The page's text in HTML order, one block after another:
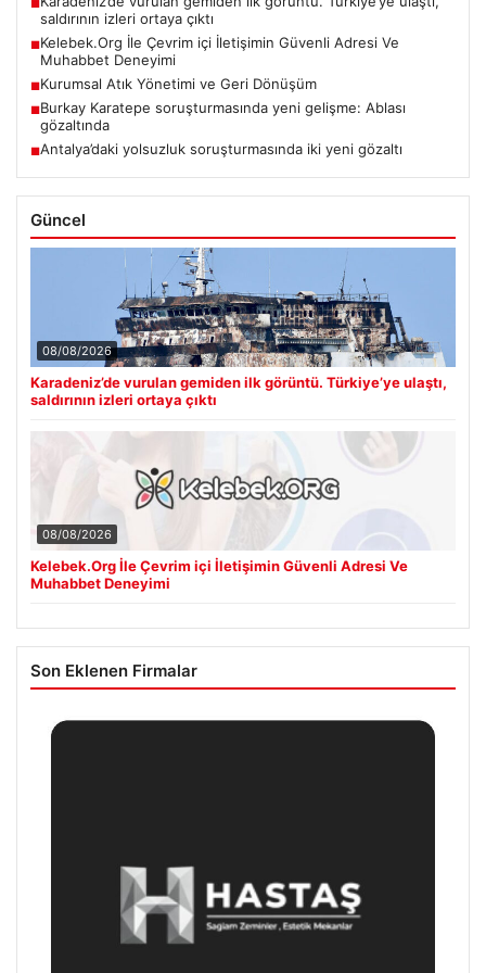
■
saldırının izleri ortaya çıktı
■Kelebek.Org İle Çevrim içi İletişimin Güvenli Adresi Ve
Muhabbet Deneyimi
■Kurumsal Atık Yönetimi ve Geri Dönüşüm
■Burkay Karatepe soruşturmasında yeni gelişme: Ablası
gözaltında
■Antalya’daki yolsuzluk soruşturmasında iki yeni gözaltı
Güncel
08/08/2026
Karadeniz’de vurulan gemiden ilk görüntü. Türkiye’ye ulaştı,
saldırının izleri ortaya çıktı
08/08/2026
Kelebek.Org İle Çevrim içi İletişimin Güvenli Adresi Ve
Muhabbet Deneyimi
Son Eklenen Firmalar